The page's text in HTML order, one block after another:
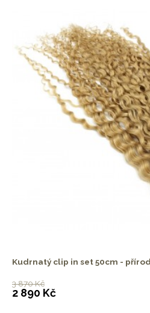
Kudrnatý clip in set 50cm -
3 870 Kč
2 890 Kč